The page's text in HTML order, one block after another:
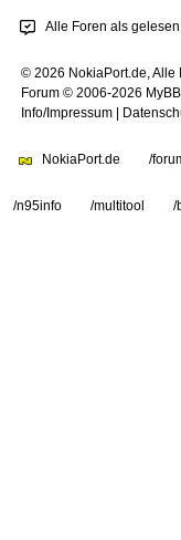
Alle Foren als
© 2026 NokiaPort.de, Alle
Forum © 2006-2026 MyBB
Info/Impressum
NokiaPort.de /
/n95info /multitool /